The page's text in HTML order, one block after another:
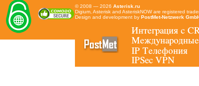
© 2008 — 2026 Asterisk.ru
Digium, Asterisk and AsteriskNOW are registered
Design and development by PostMet-Netzwerk